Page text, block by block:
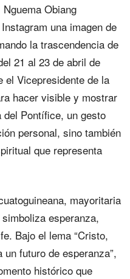
Obiang
una imagen de
la trascendencia de
21 al 23 de abril de
el Vicepresidente de la
hacer visible y mostrar
Pontífice, un gesto
personal, sino también
que representa
mayoritaria
esperanza,
Bajo el lema “Cristo,
futuro de esperanza”,
histórico que